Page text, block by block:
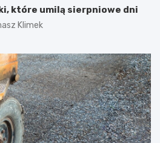
które umilą sierpniowe dni
Klimek